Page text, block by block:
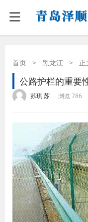
首页 > 黑龙江 > 正
公路护栏的重要
苏琪 苏 浏览 786